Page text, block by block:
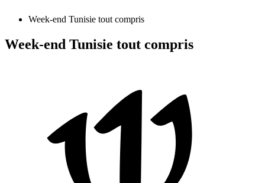
Week-end Tunisie tout compris
Week-end Tunisie tout compris